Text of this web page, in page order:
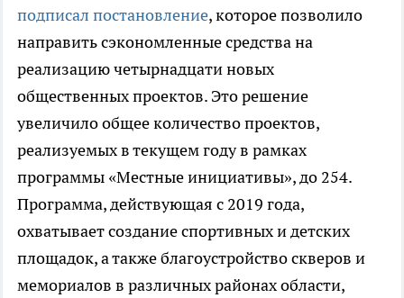
подписал постановление, которое позволило
направить сэкономленные средства на
реализацию четырнадцати новых
общественных проектов. Это решение
увеличило общее количество проектов,
реализуемых в текущем году в рамках
программы «Местные инициативы», до 254.
Программа, действующая с 2019 года,
охватывает создание спортивных и детских
площадок, а также благоустройство скверов и
мемориалов в различных районах области,